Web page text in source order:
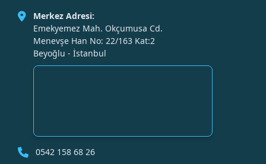
Merkez Adresi:
Emekyemez Mah. Okçumusa Cd.
Menevşe Han No: 22/163 Kat:2
Beyoğlu - İstanbul
0542 158 68 26